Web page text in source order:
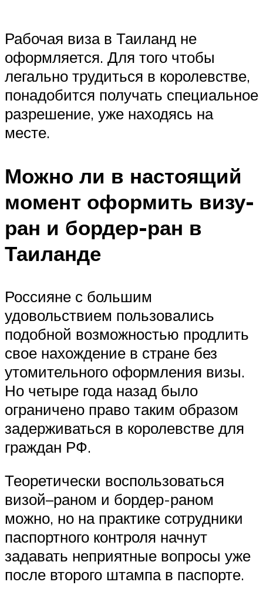
Рабочая виза в Таиланд не
оформляется. Для того чтобы
легально трудиться в королевстве,
понадобится получать специальное
разрешение, уже находясь на
месте.
Можно ли в настоящий
момент оформить визу-
ран и бордер-ран в
Таиланде
Россияне с большим
удовольствием пользовались
подобной возможностью продлить
свое нахождение в стране без
утомительного оформления визы.
Но четыре года назад было
ограничено право таким образом
задерживаться в королевстве для
граждан РФ.
Теоретически воспользоваться
визой–раном и бордер-раном
можно, но на практике сотрудники
паспортного контроля начнут
задавать неприятные вопросы уже
после второго штампа в паспорте.